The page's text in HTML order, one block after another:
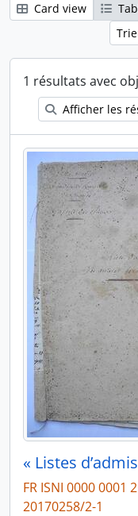
Card view
1 résultats avec
Afficher les
FR ISNI 0000 0001
20170258/2-1